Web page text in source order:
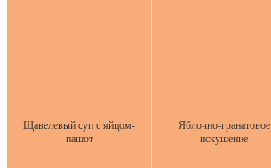
Щавелевый суп с яйцом-
пашот
Яблочно-гранатовое
искушение